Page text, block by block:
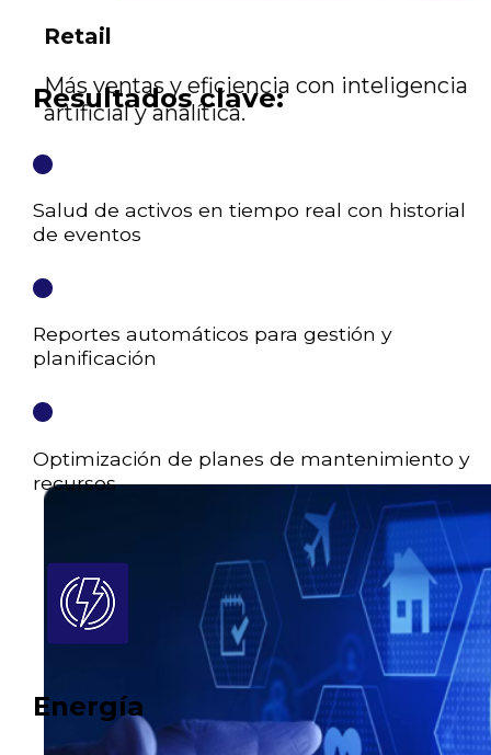
Retail
Más ventas y eficiencia con inteligencia
artificial y analítica.
Resultados clave:
Salud de activos en tiempo real con historial
de eventos
Reportes automáticos para gestión y
planificación
Optimización de planes de mantenimiento y
recursos
Energía